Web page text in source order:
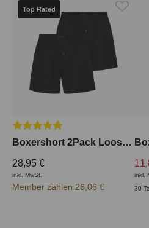
Top Rated
Durchschnittliche Bewertung
Boxershort 2Pack Loose Fit
28,95 €
inkl. MwSt.
Member zahlen 26,06 €
inkl.
30-